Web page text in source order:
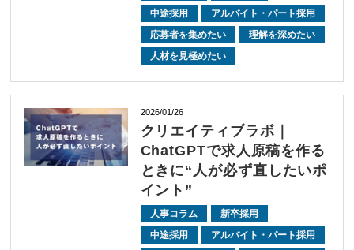
中途採用
アルバイト・パート採用
応募者を集めたい
理解を深めたい
人材を見極めたい
2026/01/26
クリエイティブラボ｜
ChatGPTで求人原稿を作る
ときに“人が必ず直したいポ
イント”
人事コラム
新卒採用
中途採用
アルバイト・パート採用